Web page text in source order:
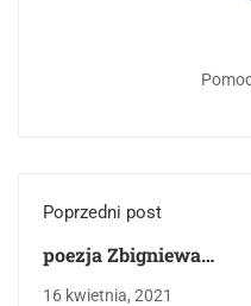
Poprzedni post
poezja Zbigniewa
Herberta
16 kwietnia, 2021